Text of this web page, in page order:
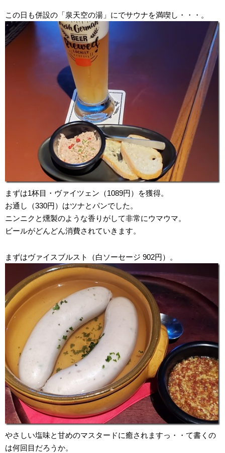
この日も併設の「泉天空の湯」にでサウナを満喫し・・・。
まずは1杯目・ヴァイツェン（1089円）を獲得。
お通し（330円）はツナとパンでした。
ニンニクと燻製のような香りがして非常にウマウマ。
ビールがどんどん消費されていきます。
まずはヴァイスブルスト（白ソーセージ 902円）。
やさしい塩味と甘めのマスタードに癒されますっ・・て書くの
は何回目だろうか。